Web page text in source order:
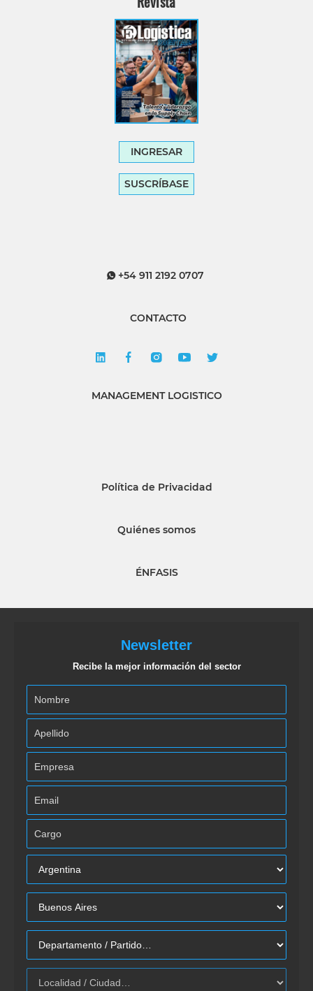
INGRESAR
SUSCRÍBASE
+54 911 2192 0707
CONTACTO
MANAGEMENT LOGISTICO
Política de Privacidad
Quiénes somos
ÉNFASIS
Newsletter
Recibe la mejor información del sector